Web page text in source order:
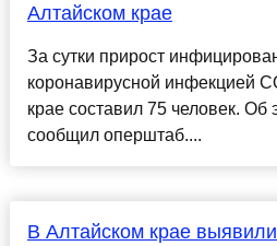
Алтайском крае
За сутки прирост
коронавирусной инфекцией
крае составил 75 человек. Об
сообщил оперштаб....
В Алтайском крае